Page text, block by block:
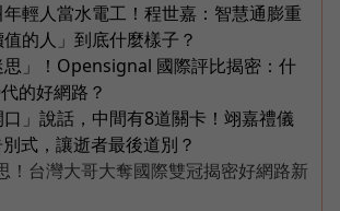
輕人當水電工！程世嘉：智慧通膨重
的人」到底什麼樣子？
」！Opensignal 國際評比揭密：什
的好網路？
」說話，中間有8道關卡！翊嘉禮儀
式，讓逝者最後道別？
！台灣大哥大奪國際雙冠揭密好網路新